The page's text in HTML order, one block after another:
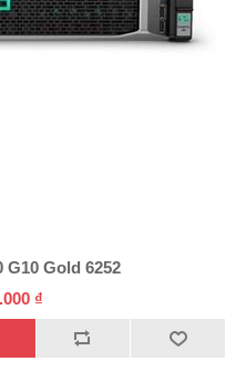
G10 Gold 6252
₫